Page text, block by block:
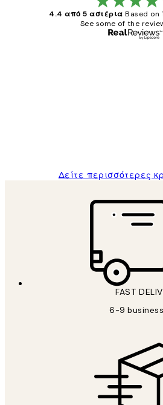
4.4 από 5 αστέρια Based on
See some of the
Δείτε περισσότερες
FAST
6-9